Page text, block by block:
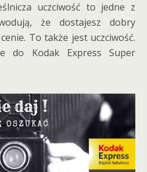
uczciwość to jedne z
że dostajesz dobry
To także jest uczciwość.
do Kodak Express Super